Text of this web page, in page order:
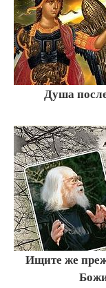
Душа
Ищите же